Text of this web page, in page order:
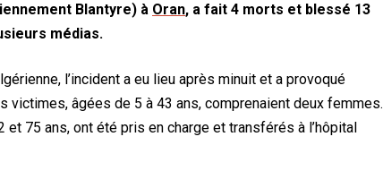
Blantyre) à Oran, a fait 4 morts et blessé 13
médias.
l’incident a eu lieu après minuit et a provoqué
victimes, âgées de 5 à 43 ans, comprenaient deux femmes.
75 ans, ont été pris en charge et transférés à l’hôpital